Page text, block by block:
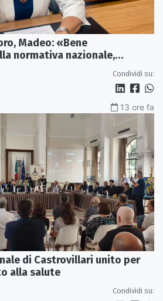
Madeo: «Bene
normativa nazionale,
Condividi su:
13 ore fa
di Castrovillari unito per
alla salute
Condividi su: